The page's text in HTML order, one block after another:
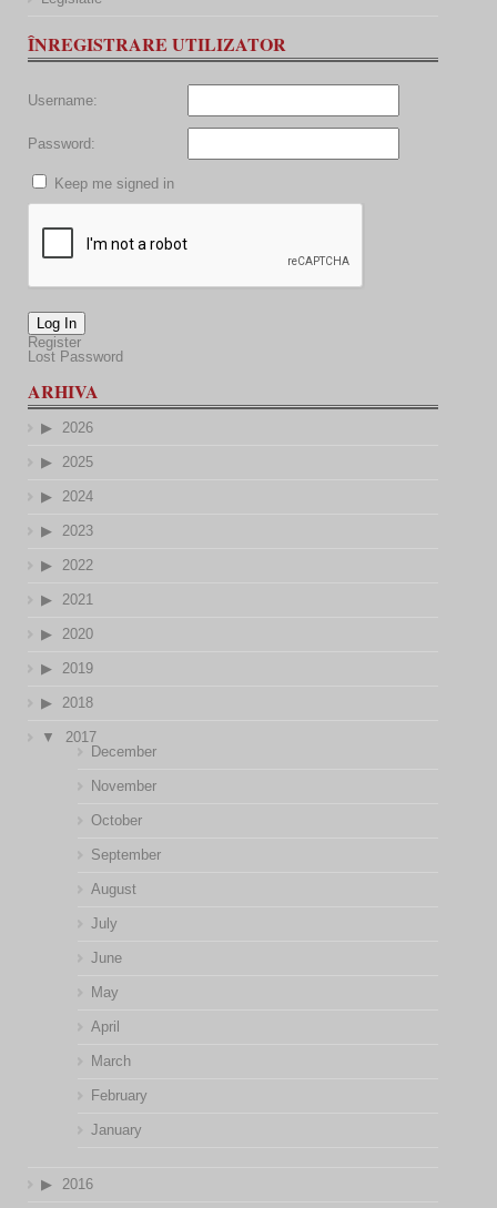
ÎNREGISTRARE UTILIZATOR
Username:
Password:
Keep me signed in
Log In
Register
Lost Password
ARHIVA
2026
2025
2024
2023
2022
2021
2020
2019
2018
2017
December
November
October
September
August
July
June
May
April
March
February
January
2016